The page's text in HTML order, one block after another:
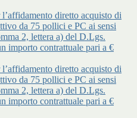
diretto acquisto di
da 75 pollici e PC ai sensi
2, lettera a) del D.Lgs.
importo contrattuale pari a €
diretto acquisto di
da 75 pollici e PC ai sensi
2, lettera a) del D.Lgs.
importo contrattuale pari a €